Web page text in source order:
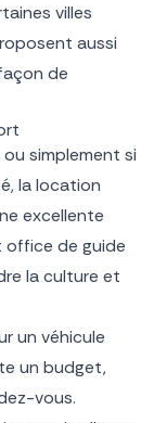
villes
aussi
de
simplement si
la location
excellente
office de guide
la culture et
un véhicule
un budget,
vous.